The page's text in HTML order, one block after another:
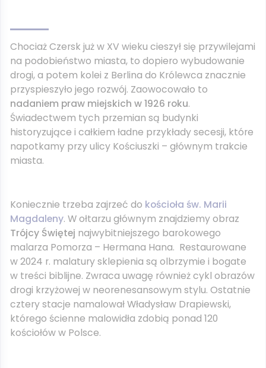
Chociaż Czersk już w XV wieku cieszył się przywilejami
na podobieństwo miasta, to dopiero wybudowanie
drogi, a potem kolei z Berlina do Królewca znacznie
przyspieszyło jego rozwój. Zaowocowało to
nadaniem praw miejskich w 1926 roku.
Świadectwem tych przemian są budynki
historyzujące i całkiem ładne przykłady secesji, które
napotkamy przy ulicy Kościuszki – głównym trakcie
miasta.
Koniecznie trzeba zajrzeć do kościoła św. Marii
Magdaleny. W ołtarzu głównym znajdziemy obraz
Trójcy Świętej najwybitniejszego barokowego
malarza Pomorza – Hermana Hana. Restaurowane
w 2024 r. malatury sklepienia są olbrzymie i bogate
w treści biblijne. Zwraca uwagę również cykl obrazów
drogi krzyżowej w neorenesansowym stylu. Ostatnie
cztery stacje namalował Władysław Drapiewski,
którego ścienne malowidła zdobią ponad 120
kościołów w Polsce.